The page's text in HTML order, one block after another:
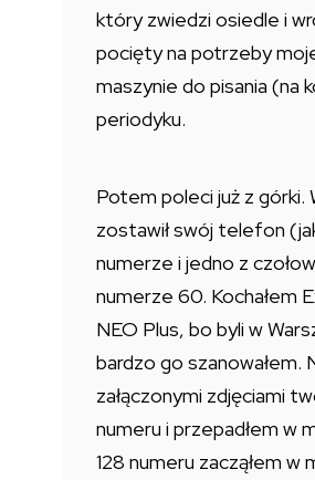
który zwiedzi osiedle i
pocięty na potrzeby
maszynie do pisania (na
periodyku.
Potem poleci już z górki.
zostawił swój telefon
numerze i jedno z
numerze 60. Kochałem
NEO Plus, bo byli w
bardzo go szanowałem.
załączonymi zdjęciami
numeru i przepadłem w
128 numeru zacząłem w